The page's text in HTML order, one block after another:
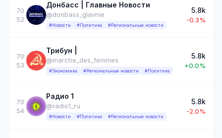
70
52
Донбасс | Главные Новости
@donbass_glavnie
#Новости #Политика #Региональные новости
5.8k
-0.3%
70
53
Трибун |
@marche_des_femmes
#Экономика #Региональные новости #Политика
5.8k
+0.0%
70
54
Радио 1
@radio1_ru
#Новости #Политика #Региональные новости
5.8k
-2.0%